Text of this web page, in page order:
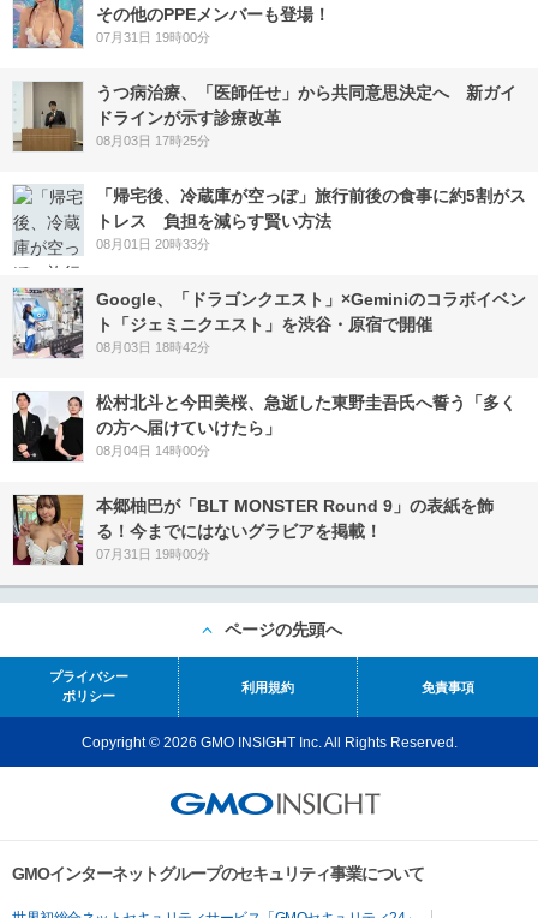
その他のPPEメンバーも登場！
07月31日 19時00分
うつ病治療、「医師任せ」から共同意思決定へ 新ガイ
ドラインが示す診療改革
08月03日 17時25分
「帰宅後、冷蔵庫が空っぽ」旅行前後の食事に約5割がス
トレス 負担を減らす賢い方法
08月01日 20時33分
Google、「ドラゴンクエスト」×Geminiのコラボイベン
ト「ジェミニクエスト」を渋谷・原宿で開催
08月03日 18時42分
松村北斗と今田美桜、急逝した東野圭吾氏へ誓う「多く
の方へ届けていけたら」
08月04日 14時00分
本郷柚巴が「BLT MONSTER Round 9」の表紙を飾
る！今までにはないグラビアを掲載！
07月31日 19時00分
ページの先頭へ
プライバシー
ポリシー
利用規約 免責事項
Copyright © 2026 GMO INSIGHT Inc. All Rights Reserved.
GMOインターネットグループのセキュリティ事業について